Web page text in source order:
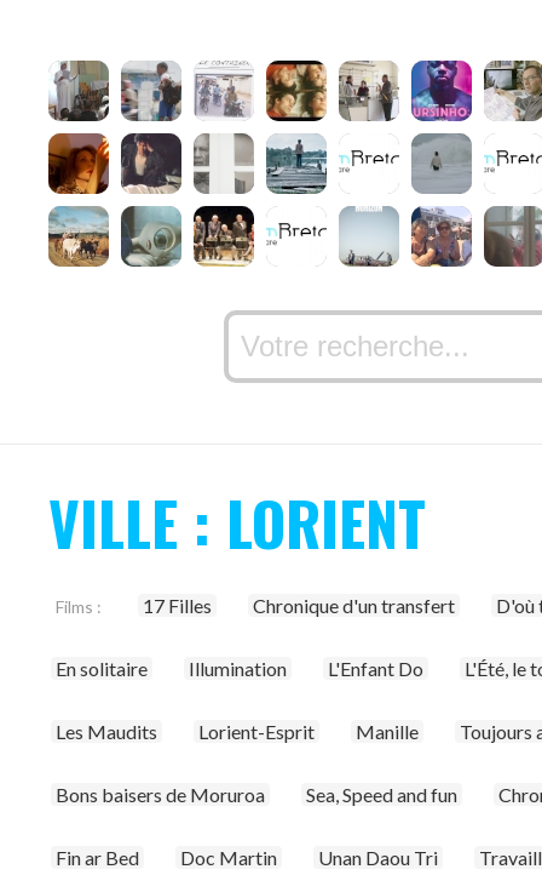
VILLE : LORIENT
Films : 17 Filles Chronique d'un transfert D'où
En solitaire Illumination L'Enfant Do L'Été, le
Les Maudits Lorient-Esprit Manille Toujours
Bons baisers de Moruroa Sea, Speed and fun
Fin ar Bed Doc Martin Unan Daou Tri